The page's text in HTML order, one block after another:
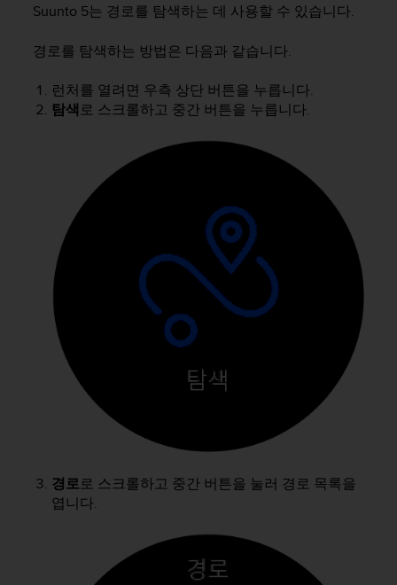
Suunto 5는 경로를 탐색하는 데 사용할 수 있습니다.
경로를 탐색하는 방법은 다음과 같습니다.
런처를 열려면 우측 상단 버튼을 누릅니다.
탐색로 스크롤하고 중간 버튼을 누릅니다.
경로로 스크롤하고 중간 버튼을 눌러 경로 목록을
엽니다.